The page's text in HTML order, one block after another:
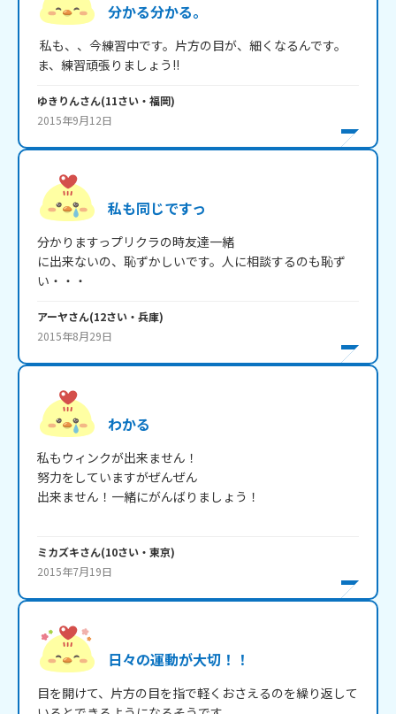
分かる分かる。
ま、練習頑張りましょう!!
ゆきりんさん(11さい・ 福岡)
2015年9月12日
私も同じですっ
分かりますっプリクラの時友達一緒
に出来ないの、恥ずかしいです。人に相談するのも恥ず
アーヤさん(12さい・ 兵庫)
2015年8月29日
わかる
私もウィンクが出来ません！
努力をしていますがぜんぜん
出来ません！一緒にがんばりましょう！
ミカズキさん(10さい・ 東京)
2015年7月19日
日々の運動が大切！！
目を開けて、片方の目を指で軽くおさえるのを繰り返して